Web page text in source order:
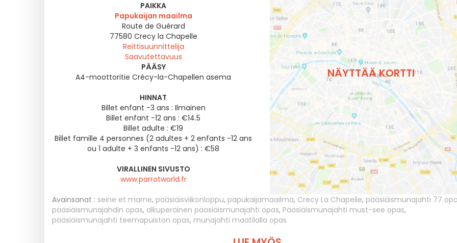
PAIKKA
Papukaijan maailma
Route de Guérard
77580 Crecy la Chapelle
Reittisuunnittelija
Saavutettavuus
PÄÄSY
A4-moottoritie Crécy-la-Chapellen asema
HINNAT
Billet enfant -3 ans : Ilmainen
Billet enfant -12 ans : €14.5
Billet adulte : €19
Billet famille 4 personnes (2 adultes + 2 enfants -12 ans
ou 1 adulte + 3 enfants -12 ans) : €58
VIRALLINEN SIVUSTO
www.parrotworld.fr
NÄYTTÄÄ KORTTI
Avainsanat : seine et marne, pääsiäisviikonloppu, papukaijamaailma, Crecy La Chapelle, pääsiäismunajahti 77
pääsiäismunajahdin opas, alkuperäinen pääsiäismunajahti opas, Pääsiäismunajahti must-see opas,
pääsiäismunajahti teemapuiston opas, munajahti maatilalla opas